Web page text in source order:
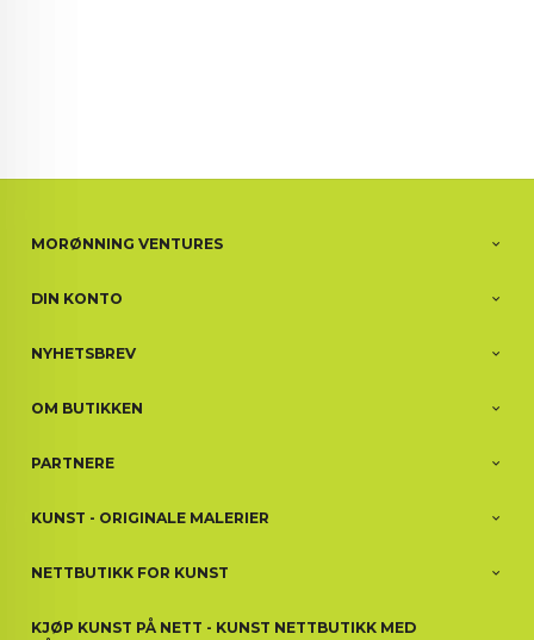
MORØNNING VENTURES
DIN KONTO
NYHETSBREV
OM BUTIKKEN
PARTNERE
KUNST - ORIGINALE MALERIER
NETTBUTIKK FOR KUNST
KJØP KUNST PÅ NETT - KUNST NETTBUTIKK MED